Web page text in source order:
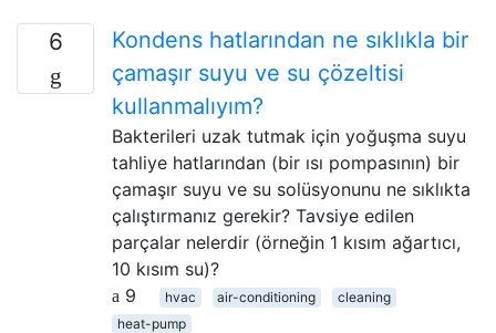
6
Kondens hatlarından ne sıklıkla bir
çamaşır suyu ve su çözeltisi
kullanmalıyım?
Bakterileri uzak tutmak için yoğuşma suyu
tahliye hatlarından (bir ısı pompasının) bir
çamaşır suyu ve su solüsyonunu ne sıklıkta
çalıştırmanız gerekir? Tavsiye edilen
parçalar nelerdir (örneğin 1 kısım ağartıcı,
10 kısım su)?
9
hvac air-conditioning
cleaning
heat-pump